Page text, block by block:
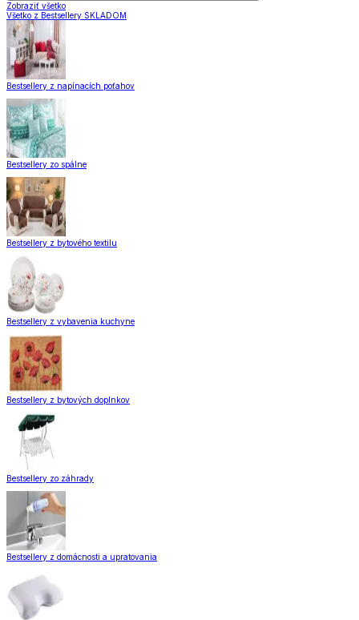
Zobraziť všetko
Všetko z Bestsellery SKLADOM
Bestsellery z napínacích poťahov
Bestsellery zo spálne
Bestsellery z bytového textilu
Bestsellery z vybavenia kuchyne
Bestsellery z bytových doplnkov
Bestsellery zo záhrady
Bestsellery z domácnosti a upratovania